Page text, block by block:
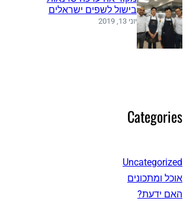
בישול לשפים ישראלים
יוני 13, 2019
Categories
Uncategorized
אוכל ומתכונים
האם ידעת?